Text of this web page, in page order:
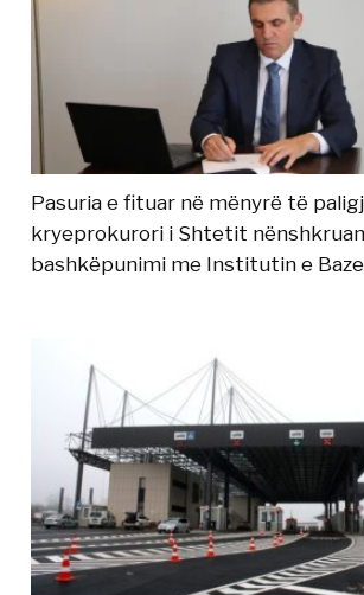
Pasuria e fituar në mënyrë të
kryeprokurori i Shtetit
bashkëpunimi me Institutin e